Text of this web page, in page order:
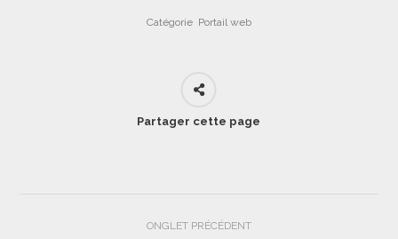
Catégorie Portail web
Partager cette page
NavigationONGLET PRÉCÉDENT